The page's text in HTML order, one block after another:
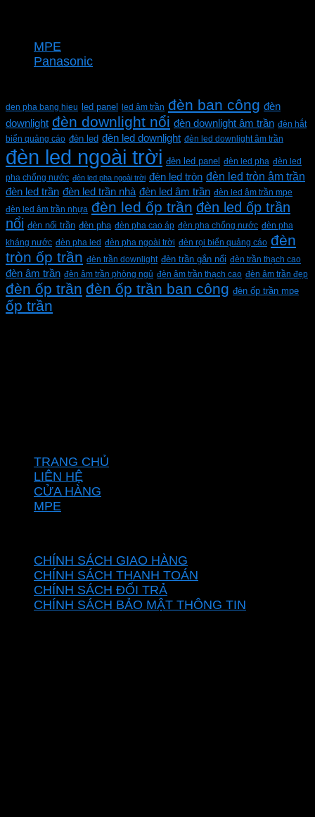
MPE
Panasonic
den pha bang hieu led panel led âm trần đèn ban công đèn
downlight đèn downlight nổi đèn downlight âm trần đèn hắt
biển quảng cáo đèn led đèn led downlight đèn led downlight âm trần
đèn led ngoài trời đèn led panel đèn led pha đèn led
pha chống nước đèn led pha ngoài trời đèn led tròn đèn led tròn âm trần
đèn led trần đèn led trần nhà đèn led âm trần đèn led âm trần mpe
đèn led âm trần nhựa đèn led ốp trần đèn led ốp trần
nổi đèn nổi trần đèn pha đèn pha cao áp đèn pha chống nước đèn pha
kháng nước đèn pha led đèn pha ngoài trời đèn rọi biển quảng cáo đèn
tròn ốp trần đèn trần downlight đèn trần gắn nổi đèn trần thạch cao
đèn âm trần đèn âm trần phòng ngủ đèn âm trần thạch cao đèn âm trần đẹp
đèn ốp trần đèn ốp trần ban công đèn ốp trần mpe
ốp trần
TRANG CHỦ
LIÊN HỆ
CỬA HÀNG
MPE
CHÍNH SÁCH GIAO HÀNG
CHÍNH SÁCH THANH TOÁN
CHÍNH SÁCH ĐỔI TRẢ
CHÍNH SÁCH BẢO MẬT THÔNG TIN